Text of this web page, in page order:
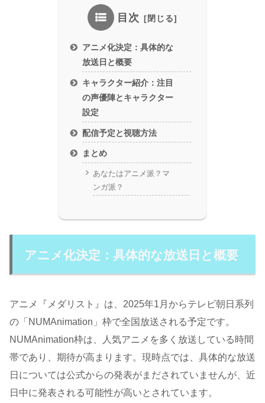
目次
アニメ化決定：具体的な
放送日と概要
キャラクター紹介：注目
の声優陣とキャラクター
設定
配信予定と視聴方法
まとめ
あなたはアニメ派？マ
ンガ派？
アニメ化決定：具体的な放送日と概要
アニメ『メダリスト』は、2025年1月からテレビ朝日系列
の「NUMAnimation」枠で全国放送される予定です。
NUMAnimation枠は、人気アニメを多く放送している時間
帯であり、期待が高まります。現時点では、具体的な放送
日については公式からの発表がまだされていませんが、近
日中に発表される可能性が高いとされています。